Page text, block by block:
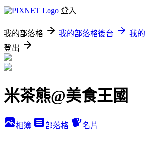
登入
我的部落格 我的部落格後台
我
登出
米茶熊@美食王國
相簿 部落格 名片